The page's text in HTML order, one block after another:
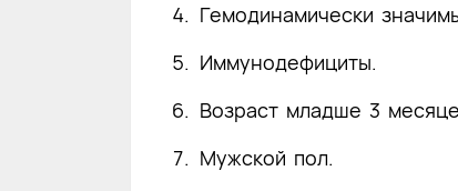
Гемодинамически
Иммунодефициты.
Возраст младше 3
Мужской пол.